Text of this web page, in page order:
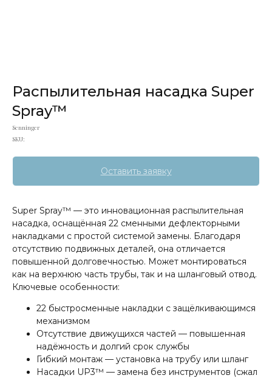
Распылительная насадка Super
Spray™
Senninger
SKU:
Оставить заявку
Super Spray™ — это инновационная распылительная
насадка, оснащённая 22 сменными дефлекторными
накладками с простой системой замены. Благодаря
отсутствию подвижных деталей, она отличается
повышенной долговечностью. Может монтироваться
как на верхнюю часть трубы, так и на шланговый отвод.
Ключевые особенности:
22 быстросменные накладки с защёлкивающимся
механизмом
Отсутствие движущихся частей — повышенная
надёжность и долгий срок службы
Гибкий монтаж — установка на трубу или шланг
Насадки UP3™ — замена без инструментов (сжал